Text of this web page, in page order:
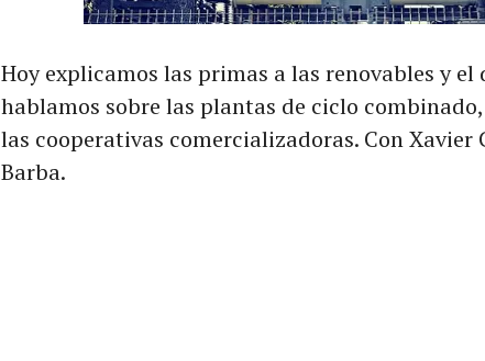
Hoy explicamos las primas a las renovables y
hablamos sobre las plantas de ciclo
las cooperativas comercializadoras. Con Xavier
Barba.